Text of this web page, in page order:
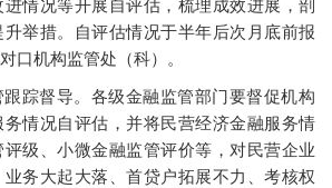
情况等开展自评估，梳理成效进展，剖
举措。自评估情况于半年后次月底前报
口机构监管处（科）。
踪督导。各级金融监管部门要督促机构
情况自评估，并将民营经济金融服务情
级、小微金融监管评价等，对民营企业
务大起大落、首贷户拓展不力、考核权